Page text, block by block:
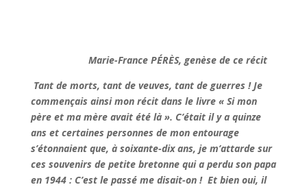
Marie-France PÉRÈS, genèse de ce récit
Tant de morts, tant de veuves, tant de guerres ! Je
commençais ainsi mon récit dans le livre « Si mon
père et ma mère avait été là ». C’était il y a quinze
ans et certaines personnes de mon entourage
s’étonnaient que, à soixante-dix ans, je m’attarde sur
ces souvenirs de petite bretonne qui a perdu son papa
en 1944 : C’est le passé me disait-on ! Et bien oui, il